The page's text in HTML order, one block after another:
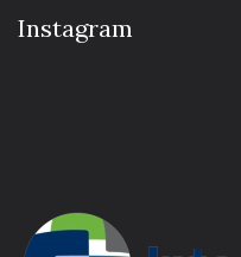
Instagram